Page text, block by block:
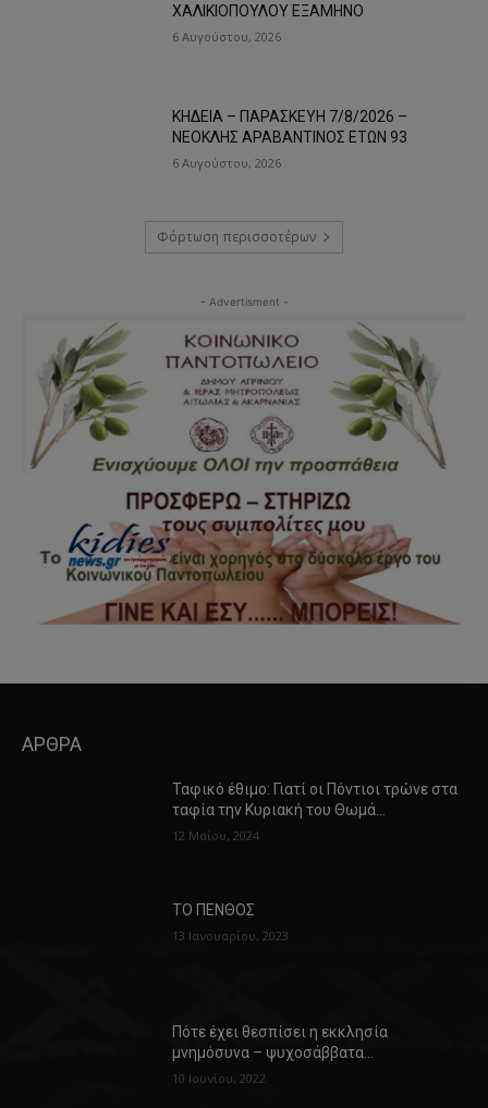
ΧΑΛΙΚΙΟΠΟΥΛΟΥ ΕΞΑΜΗΝΟ
6 Αυγούστου, 2026
ΚΗΔΕΙΑ – ΠΑΡΑΣΚΕΥΗ 7/8/2026 –
ΝΕΟΚΛΗΣ ΑΡΑΒΑΝΤΙΝΟΣ ΕΤΩΝ 93
6 Αυγούστου, 2026
Φόρτωση περισσοτέρων
- Advertisment -
ΑΡΘΡΑ
Ταφικό έθιμο: Γιατί οι Πόντιοι τρώνε στα
ταφία την Κυριακή του Θωμά…
12 Μαΐου, 2024
ΤΟ ΠΕΝΘΟΣ
13 Ιανουαρίου, 2023
Πότε έχει θεσπίσει η εκκλησία
μνημόσυνα – ψυχοσάββατα…
10 Ιουνίου, 2022